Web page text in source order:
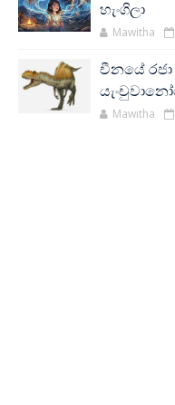
හැංගිලා
Mawitha
චීනයේ රජා
Mawitha